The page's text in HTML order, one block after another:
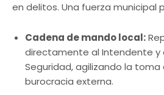
en delitos. Una fuerza municipal
Cadena de mando local:
directamente al Intendente y
Seguridad, agilizando la toma
burocracia externa.